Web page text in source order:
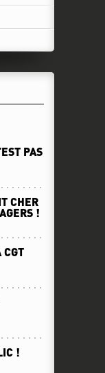
PAS
CHER
!
CGT
!